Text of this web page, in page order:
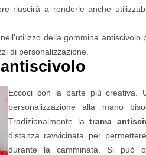
riuscirà a renderle anche
della gommina
di personalizzazione.
Eccoci con la parte più
personalizzazione alla mano
Tradizionalmente latrama
distanza ravvicinata per
durante la camminata. Si può